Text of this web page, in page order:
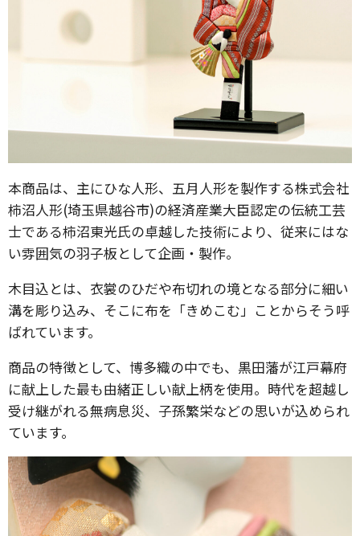
本商品は、主にひな人形、五月人形を製作する株式会社
柿沼人形(埼玉県越谷市)の経済産業大臣認定の伝統工芸
士である柿沼東光氏の卓越した技術により、従来にはな
い雰囲気の羽子板として企画・製作。
木目込とは、衣裳のひだや布切れの境となる部分に細い
溝を彫り込み、そこに布を「きめこむ」ことからそう呼
ばれています。
商品の特徴として、博多織の中でも、黒田藩が江戸幕府
に献上した最も由緒正しい献上柄を使用。時代を超越し
受け継がれる無病息災、子孫繁栄などの思いが込められ
ています。